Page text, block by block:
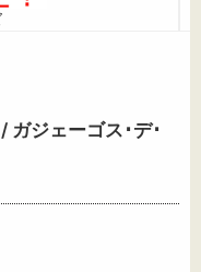
ガジェーゴス･デ･